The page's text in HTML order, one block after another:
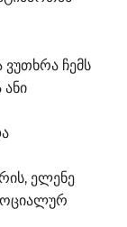
ჩემს
ელენე